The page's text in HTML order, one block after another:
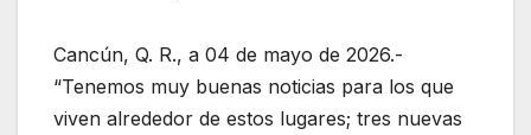
Cancún, Q. R., a 04 de mayo de 2026.-
“Tenemos muy buenas noticias para los que
viven alrededor de estos lugares; tres nuevas